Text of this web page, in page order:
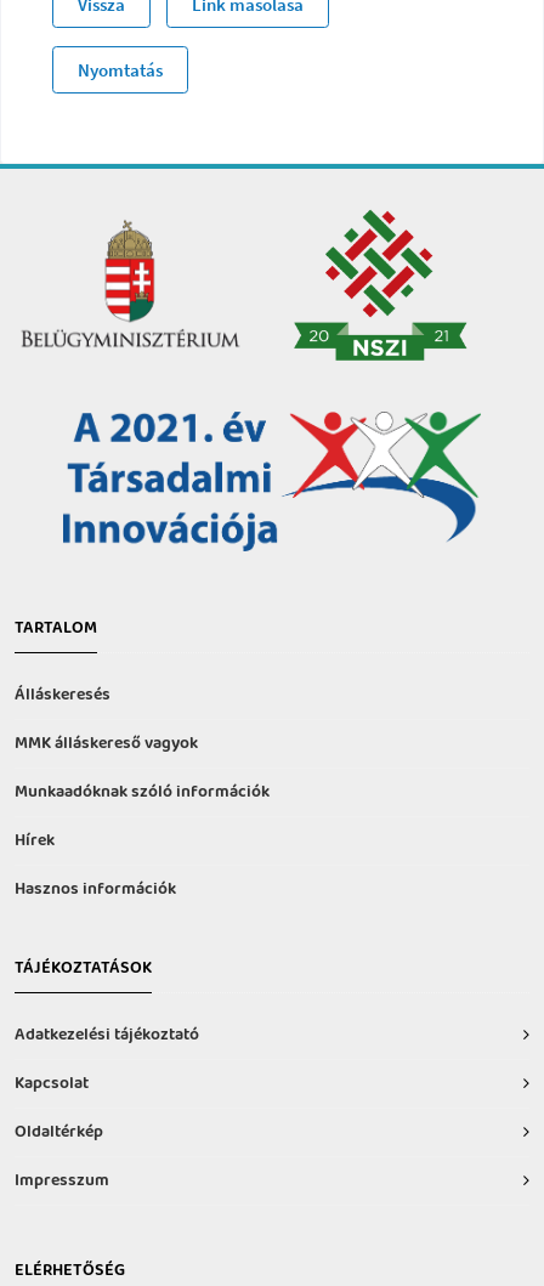
Nyomtatás
TARTALOM
Álláskeresés
MMK álláskereső vagyok
Munkaadóknak szóló információk
Hírek
Hasznos információk
TÁJÉKOZTATÁSOK
Adatkezelési tájékoztató
Kapcsolat
Oldaltérkép
Impresszum
ELÉRHETŐSÉG